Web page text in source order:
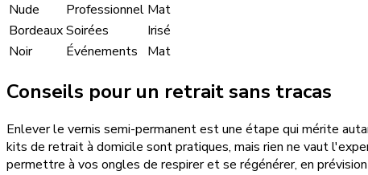
Nude
Professionnel Mat
BordeauxSoirées
Irisé
Noir
Événements Mat
Conseils pour un retrait sans tracas
Enlever le vernis semi-permanent est une étape qui mérite
kits de retrait à domicile sont pratiques, mais rien ne vaut
permettre à vos ongles de respirer et se régénérer, en prévision